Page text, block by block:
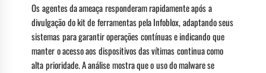
Os agentes da ameaça responderam rapidamente após a
divulgação do kit de ferramentas pela Infoblox, adaptando seus
sistemas para garantir operações contínuas e indicando que
manter o acesso aos dispositivos das vítimas continua como
alta prioridade. A análise mostra que o uso do malware se